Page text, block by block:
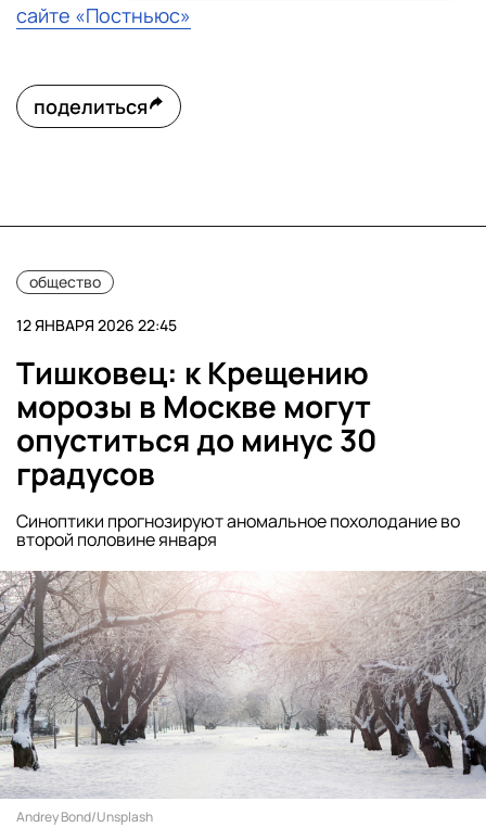
сайте «Постньюс»
поделиться
общество
12 ЯНВАРЯ 2026 22:45
Тишковец: к Крещению
морозы в Москве могут
опуститься до минус 30
градусов
Синоптики прогнозируют аномальное похолодание во
второй половине января
Andrey Bond/Unsplash